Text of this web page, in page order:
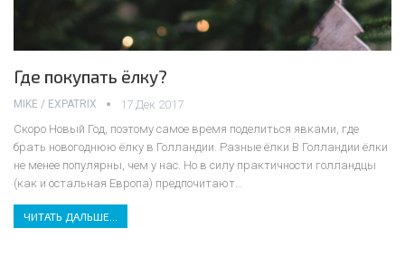
Где покупать ёлку?
MIKE / EXPATRIX
17 Дек 2017
Скоро Новый Год, поэтому самое время поделиться явками, где
брать новогоднюю ёлку в Голландии. Разные ёлки В Голландии ёлки
не менее популярны, чем у нас. Но в силу практичности голландцы
(как и остальная Европа) предпочитают
ЧИТАТЬ ДАЛЬШЕ...